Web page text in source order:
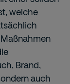
welche
Brand,
auch